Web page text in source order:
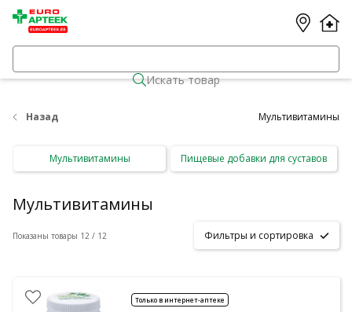
Искать товар
Назад Мультивитамины
Мультивитамины Пищевые добавки для суставов
Мультивитамины
Показаны товары 12 / 12 Фильтры и сортировка
Только в интернет-аптеке